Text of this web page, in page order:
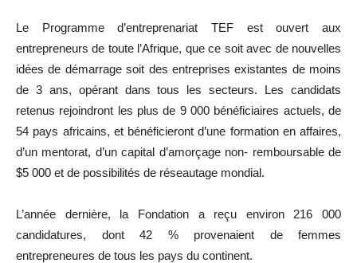
Le Programme d’entreprenariat TEF est ouvert aux
entrepreneurs de toute l’Afrique, que ce soit avec de nouvelles
idées de démarrage soit des entreprises existantes de moins
de 3 ans, opérant dans tous les secteurs. Les candidats
retenus rejoindront les plus de 9 000 bénéficiaires actuels, de
54 pays africains, et bénéficieront d’une formation en affaires,
d’un mentorat, d’un capital d’amorçage non- remboursable de
$5 000 et de possibilités de réseautage mondial.
L’année dernière, la Fondation a reçu environ 216 000
candidatures, dont 42 % provenaient de femmes
entrepreneures de tous les pays du continent.